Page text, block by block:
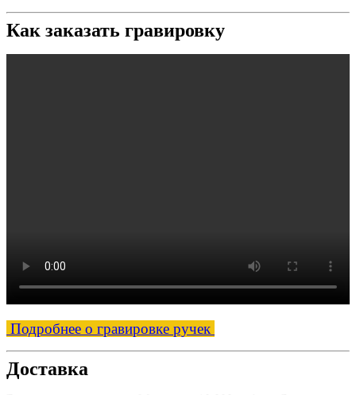
Как заказать гравировку
Подробнее о гравировке ручек
Доставка